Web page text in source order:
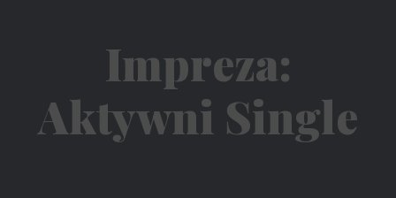
Impreza:
Aktywni Single